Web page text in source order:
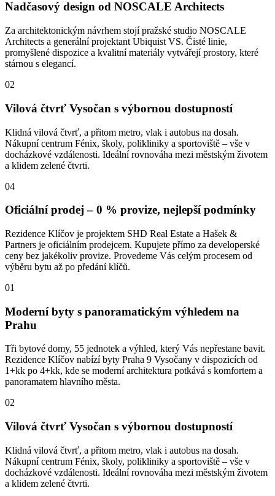
Nadčasový design od NOSCALE Architects
Za architektonickým návrhem stojí pražské studio NOSCALE
Architects a generální projektant Ubiquist VS. Čisté linie,
promyšlené dispozice a kvalitní materiály vytvářejí prostory, které
stárnou s elegancí.
02
Vilová čtvrť Vysočan s výbornou dostupností
Klidná vilová čtvrť, a přitom metro, vlak i autobus na dosah.
Nákupní centrum Fénix, školy, polikliniky a sportoviště – vše v
docházkové vzdálenosti. Ideální rovnováha mezi městským životem
a klidem zelené čtvrti.
04
Oficiální prodej – 0 % provize, nejlepší podmínky
Rezidence Klíčov je projektem SHD Real Estate a Hašek &
Partners je oficiálním prodejcem. Kupujete přímo za developerské
ceny bez jakékoliv provize. Provedeme Vás celým procesem od
výběru bytu až po předání klíčů.
01
Moderní byty s panoramatickým výhledem na
Prahu
Tři bytové domy, 55 jednotek a výhled, který Vás nepřestane bavit.
Rezidence Klíčov nabízí byty Praha 9 Vysočany v dispozicích od
1+kk po 4+kk, kde se moderní architektura potkává s komfortem a
panoramatem hlavního města.
02
Vilová čtvrť Vysočan s výbornou dostupností
Klidná vilová čtvrť, a přitom metro, vlak i autobus na dosah.
Nákupní centrum Fénix, školy, polikliniky a sportoviště – vše v
docházkové vzdálenosti. Ideální rovnováha mezi městským životem
a klidem zelené čtvrti.